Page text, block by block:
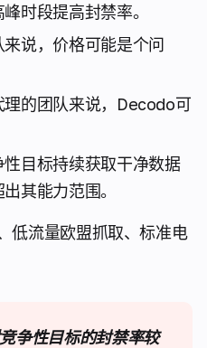
时段提高封禁率。
说，价格可能是个问
的团队来说，Decodo可
目标持续获取干净数据
其能力范围。
低流量欧盟抓取、标准电
争性目标的封禁率较